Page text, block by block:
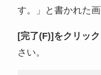
す。」と書かれた
[完了(F)]をクリッ
さい。